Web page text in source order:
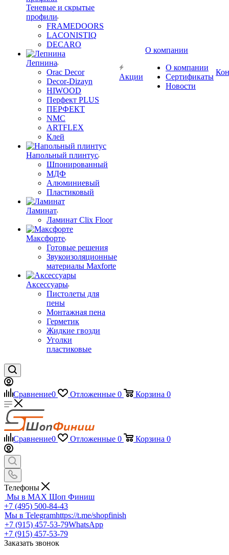
Теневые и скрытые
профили
FRAMEDOORS
LACONISTIQ
DECARO
Лепнина
Orac Decor
Decor-Dizayn
HIWOOD
Перфект PLUS
ПЕРФЕКТ
NMC
ARTFLEX
Клей
Напольный плинтус
Шпонированный
МДФ
Алюминиевый
Пластиковый
Ламинат
Ламинат Clix Floor
Максфорте
Готовые решения
Звукоизоляционные
материалы Maxforte
Аксессуары
Пистолеты для
пены
Монтажная пена
Герметик
Жидкие гвозди
Уголки
пластиковые
Акции
О компании
О компании
Сертификаты
Новости
Сравнение0 Отложенные 0 Корзина 0
Сравнение0 Отложенные 0 Корзина 0
Телефоны
Мы в MAX Шоп Финиш
+7 (495) 500-84-43
Мы в Telegramhttps://t.me/shopfinish
+7 (915) 457-53-79WhatsApp
+7 (915) 457-53-79
Заказать звонок